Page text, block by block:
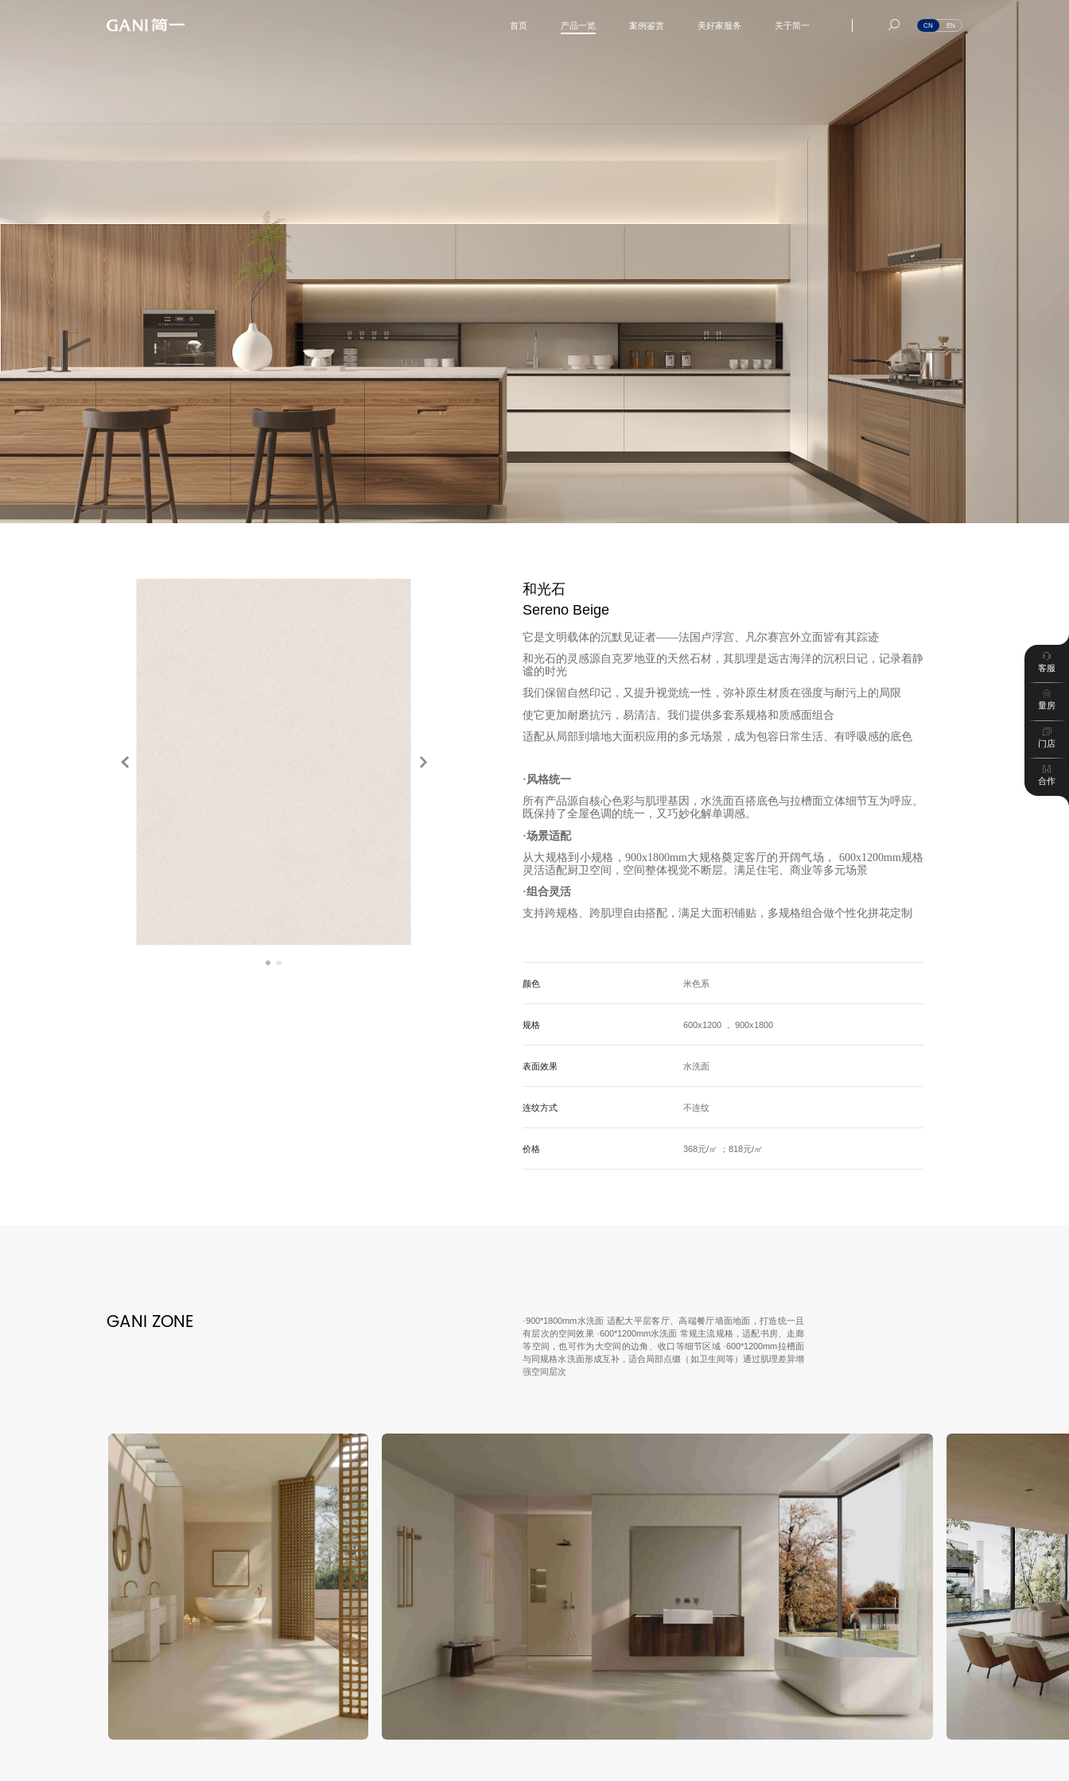
首页 产品一览 案例鉴赏 美好家服务 关于简一 CN EN
和光石
Sereno Beige
它是文明载体的沉默见证者——法国卢浮宫、凡尔赛宫外立面皆有其踪迹
和光石的 灵感源自克罗地亚的天然石材 ，其肌理是远古海洋的沉积日记，记录着静
谧的时光
我们保留自然印记，又提升视觉统一性，弥补原生材质在强度与耐污上的局限
使它更加耐磨抗污，易清洁。我们提供多套系规格和质感面组合
适配从局部到墙地大面积应用的多元场景 ，成为包容 日常生活 、有呼吸感的底色
·风格统一
所有产品源自核心色彩与肌理基因，水洗面百搭底色与拉槽面立体细节互为呼应。
既保持了全屋色调的统一，又巧妙化解单调感。
·场景适配
从大规格到小规格， 900x1800mm大规格奠定客厅的开阔气场， 600x1200mm规格
灵活适配厨卫空间，空间整体视觉不断层。满足住宅、商业等多元场景
·组合灵活
支持跨规格、跨肌理自由搭配，满足大面积铺贴，多规格组合做个性化拼花定制
颜色 米色系
规格 600x1200 ， 900x1800
表面效果 水洗面
连纹方式 不连纹
价格 368元/㎡ ；818元/㎡
GANI ZONE
·900*1800mm水洗面 适配大平层客厅、高端餐厅墙面地面，打造统一且
有层次的空间效果 ·600*1200mm水洗面 常规主流规格，适配书房、走廊
等空间，也可作为大空间的边角、收口等细节区域 ·600*1200mm拉槽面
与同规格水洗面形成互补，适合局部点缀（如卫生间等）通过肌理差异增
强空间层次
客服
量房
门店
合作